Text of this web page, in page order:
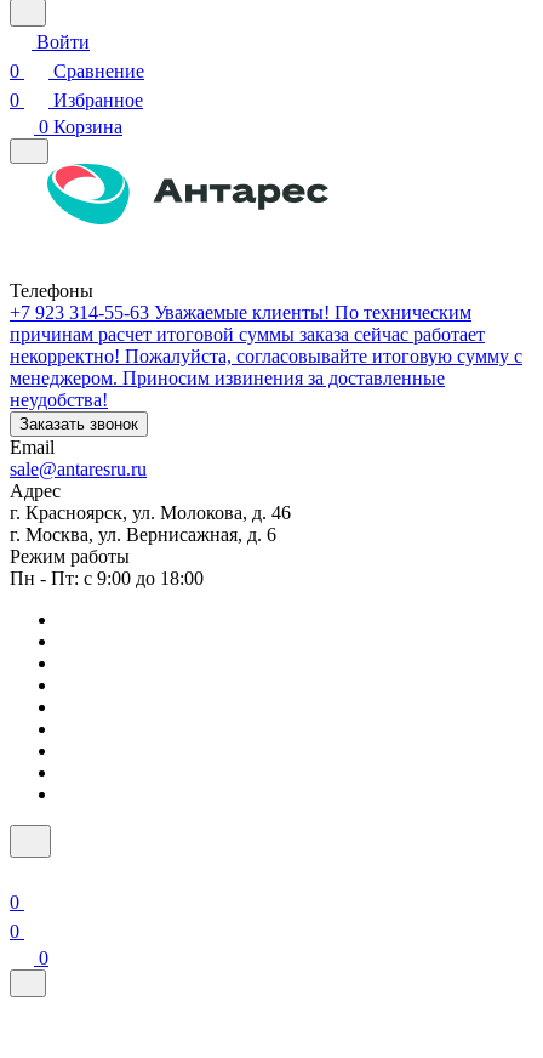
Войти
0
Сравнение
0
Избранное
0 Корзина
Телефоны
+7 923 314-55-63 Уважаемые клиенты! По техническим
причинам расчет итоговой суммы заказа сейчас работает
некорректно! Пожалуйста, согласовывайте итоговую сумму с
менеджером. Приносим извинения за доставленные
неудобства!
Заказать звонок
Email
sale@antaresru.ru
Адрес
г. Красноярск, ул. Молокова, д. 46
г. Москва, ул. Вернисажная, д. 6
Режим работы
Пн - Пт: с 9:00 до 18:00
0
0
0